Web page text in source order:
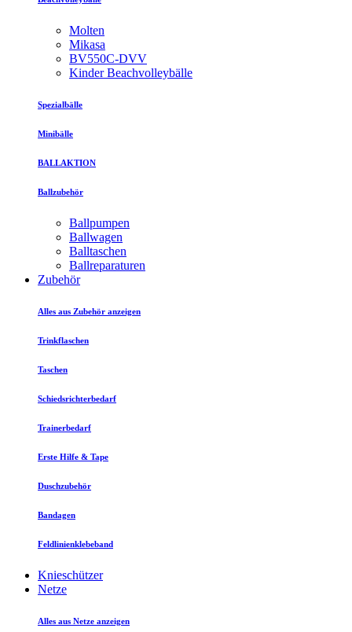
Molten
Mikasa
BV550C-DVV
Kinder Beachvolleybälle
Spezialbälle
Minibälle
BALLAKTION
Ballzubehör
Ballpumpen
Ballwagen
Balltaschen
Ballreparaturen
Zubehör
Alles aus Zubehör anzeigen
Trinkflaschen
Taschen
Schiedsrichterbedarf
Trainerbedarf
Erste Hilfe & Tape
Duschzubehör
Bandagen
Feldlinienklebeband
Knieschützer
Netze
Alles aus Netze anzeigen